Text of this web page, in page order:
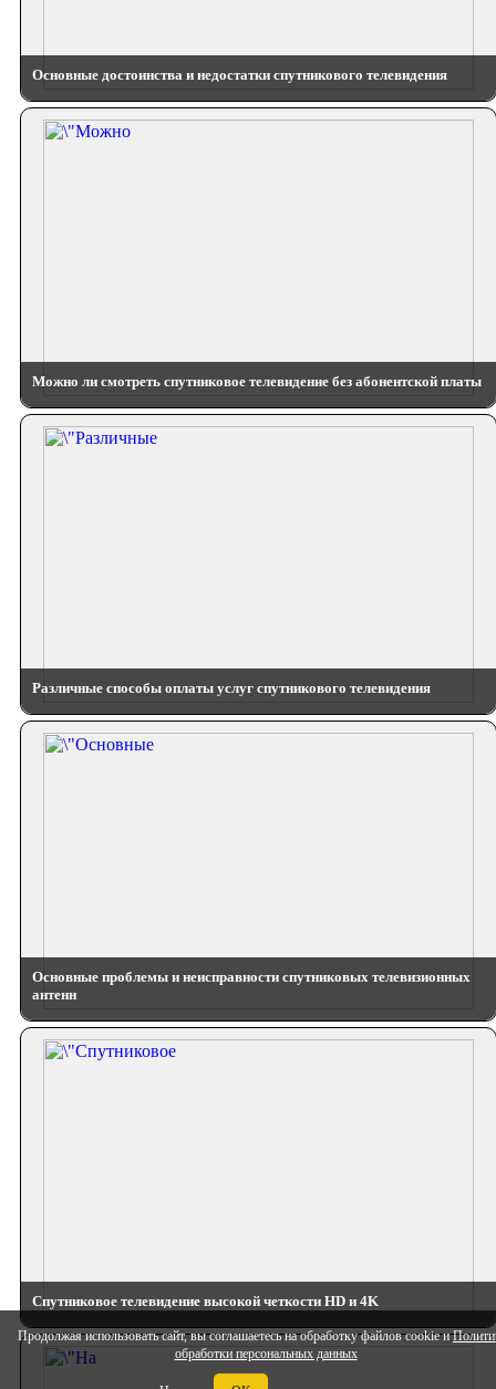
Продолжая использовать сайт, вы соглашаетесь на обработку файлов cookie и
обработки персональных данных
Основные достоинства и недостатки спутникового телевидения
Можно ли смотреть спутниковое телевидение без абонентской платы
Различные способы оплаты услуг спутникового телевидения
Основные проблемы и неисправности спутниковых телевизионных
антенн
Спутниковое телевидение высокой четкости HD и 4K